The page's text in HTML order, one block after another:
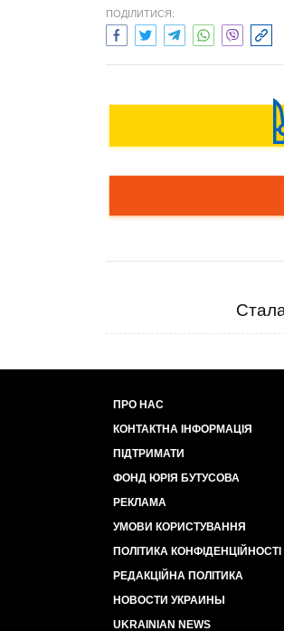
ПОДІЛИТИСЯ:
ПРО НАС
КОНТАКТНА ІНФОРМАЦІЯ
ПІДТРИМАТИ
ФОНД ЮРІЯ БУТУСОВА
РЕКЛАМА
УМОВИ КОРИСТУВАННЯ
ПОЛІТИКА КОНФІДЕНЦІЙНОСТІ
РЕДАКЦІЙНА ПОЛІТИКА
НОВОСТИ УКРАИНЫ
UKRAINIAN NEWS